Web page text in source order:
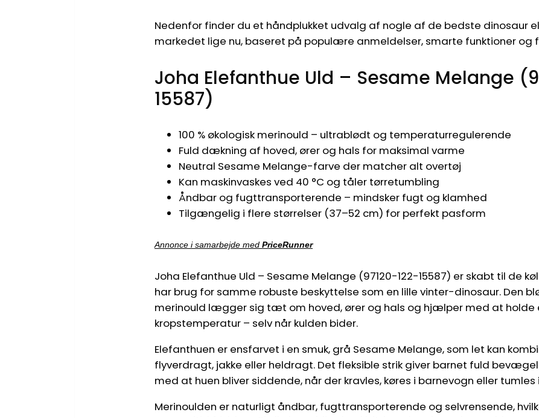
Nedenfor finder du et håndplukket udvalg af nogle af de bedste dinosaur
markedet lige nu, baseret på populære anmeldelser, smarte funktioner og
Joha Elefanthue Uld – Sesame Melange
15587)
100 % økologisk merinould – ultra­blødt og temperatur­regulerende
Fuld dækning af hoved, ører og hals for maksimal varme
Neutral Sesame Melange-farve der matcher alt overtøj
Kan maskinvaskes ved 40 °C og tåler tørretumbling
Åndbar og fugt­transporterende – mindsker fugt og klamhed
Tilgængelig i flere størrelser (37–52 cm) for perfekt pasform
Annonce i samarbejde med PriceRunner
Joha Elefanthue Uld – Sesame Melange (97120-122-15587) er skabt til de
har brug for samme robuste beskyttelse som en lille vinter-dinosaur. Den
merinould lægger sig tæt om hoved, ører og hals og hjælper med at holde
kropstemperatur – selv når kulden bider.
Elefanthuen er ensfarvet i en smuk, grå Sesame Melange, som let kan
flyverdragt, jakke eller heldragt. Det fleksible strik giver barnet fuld
med at huen bliver siddende, når der kravles, køres i barnevogn eller tumles
Merinoulden er naturligt åndbar, fugttransporterende og selvrensende,